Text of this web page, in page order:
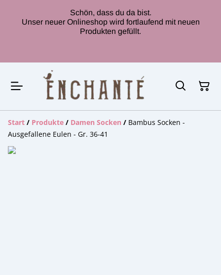
Schön, dass du da bist.
Unser neuer Onlineshop wird fortlaufend mit neuen
Produkten gefüllt.
Start / Produkte / Damen Socken / Bambus Socken -
Ausgefallene Eulen - Gr. 36-41